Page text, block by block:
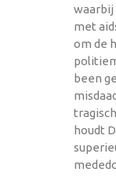
waarbij
met
om de
been
houdt